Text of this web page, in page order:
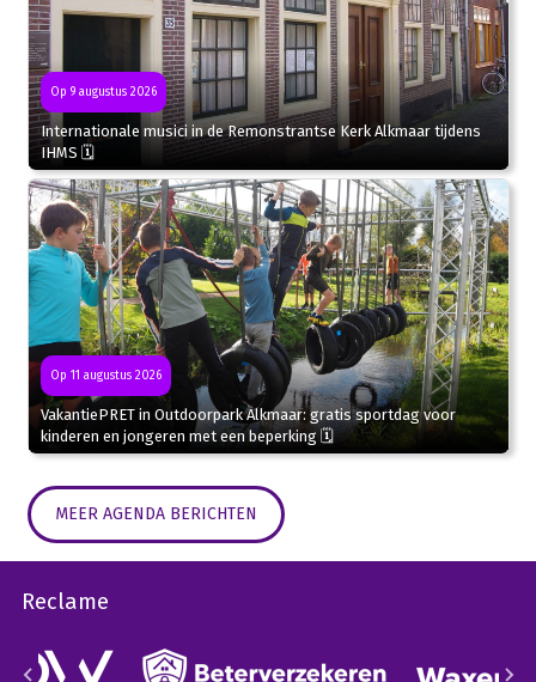
Op 9 augustus 2026
Internationale musici in de Remonstrantse Kerk Alkmaar tijdens
IHMS 🗓
Op 11 augustus 2026
VakantiePRET in Outdoorpark Alkmaar: gratis sportdag voor
kinderen en jongeren met een beperking 🗓
MEER AGENDA BERICHTEN
Reclame